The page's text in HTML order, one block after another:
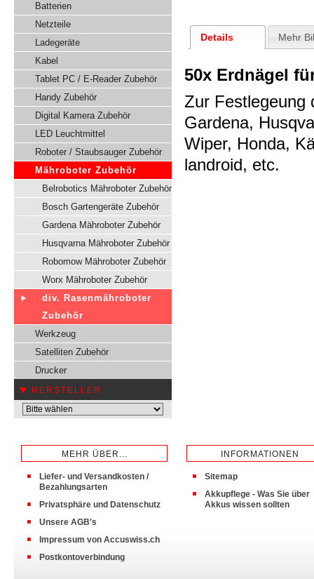
Batterien
Netzteile
Ladegeräte
Kabel
Tablet PC / E-Reader Zubehör
Handy Zubehör
Digital Kamera Zubehör
LED Leuchtmittel
Roboter / Staubsauger Zubehör
Mähroboter Zubehör
Belrobotics Mähroboter Zubehör
Bosch Gartengeräte Zubehör
Gardena Mähroboter Zubehör
Husqvarna Mähroboter Zubehör
Robomow Mähroboter Zubehör
Worx Mähroboter Zubehör
div. Rasenmähroboter
Zubehör
Werkzeug
Satelliten Zubehör
Drucker
HERSTELLER
Details Mehr
50x Erdnägel
Zur Festlegeung
Gardena,
Wiper, Honda,
landroid, etc.
MEHR ÜBER...
Liefer- und Versandkosten /
Bezahlungsarten
Privatsphäre und Datenschutz
Unsere AGB's
Impressum von Accuswiss.ch
Postkontoverbindung
INFORMATIONEN
Sitemap
Akkupflege - Was Sie über
Akkus wissen sollten